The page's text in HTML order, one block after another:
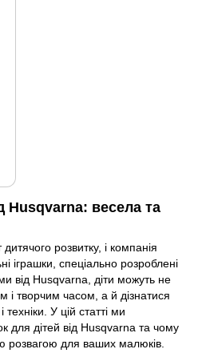
Husqvarna: весела та
розвитку, і компанія
іграшки, спеціально розроблені
від Husqvarna, діти можуть не
і творчим часом, а й дізнатися
техніки. У цій статті ми
для дітей від Husqvarna та чому
розвагою для ваших малюків.